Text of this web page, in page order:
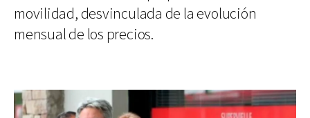
movilidad, desvinculada de la evolución
mensual de los precios.